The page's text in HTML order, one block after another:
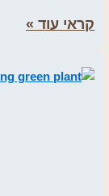
קראי עוד »